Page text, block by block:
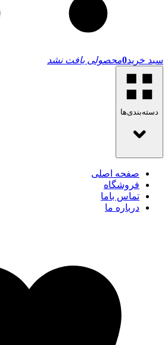
سبد خرید0محصولی یافت نشد
دسته‌بندی‌ها
صفحه اصلی
فروشگاه
تماس باما
درباره ما